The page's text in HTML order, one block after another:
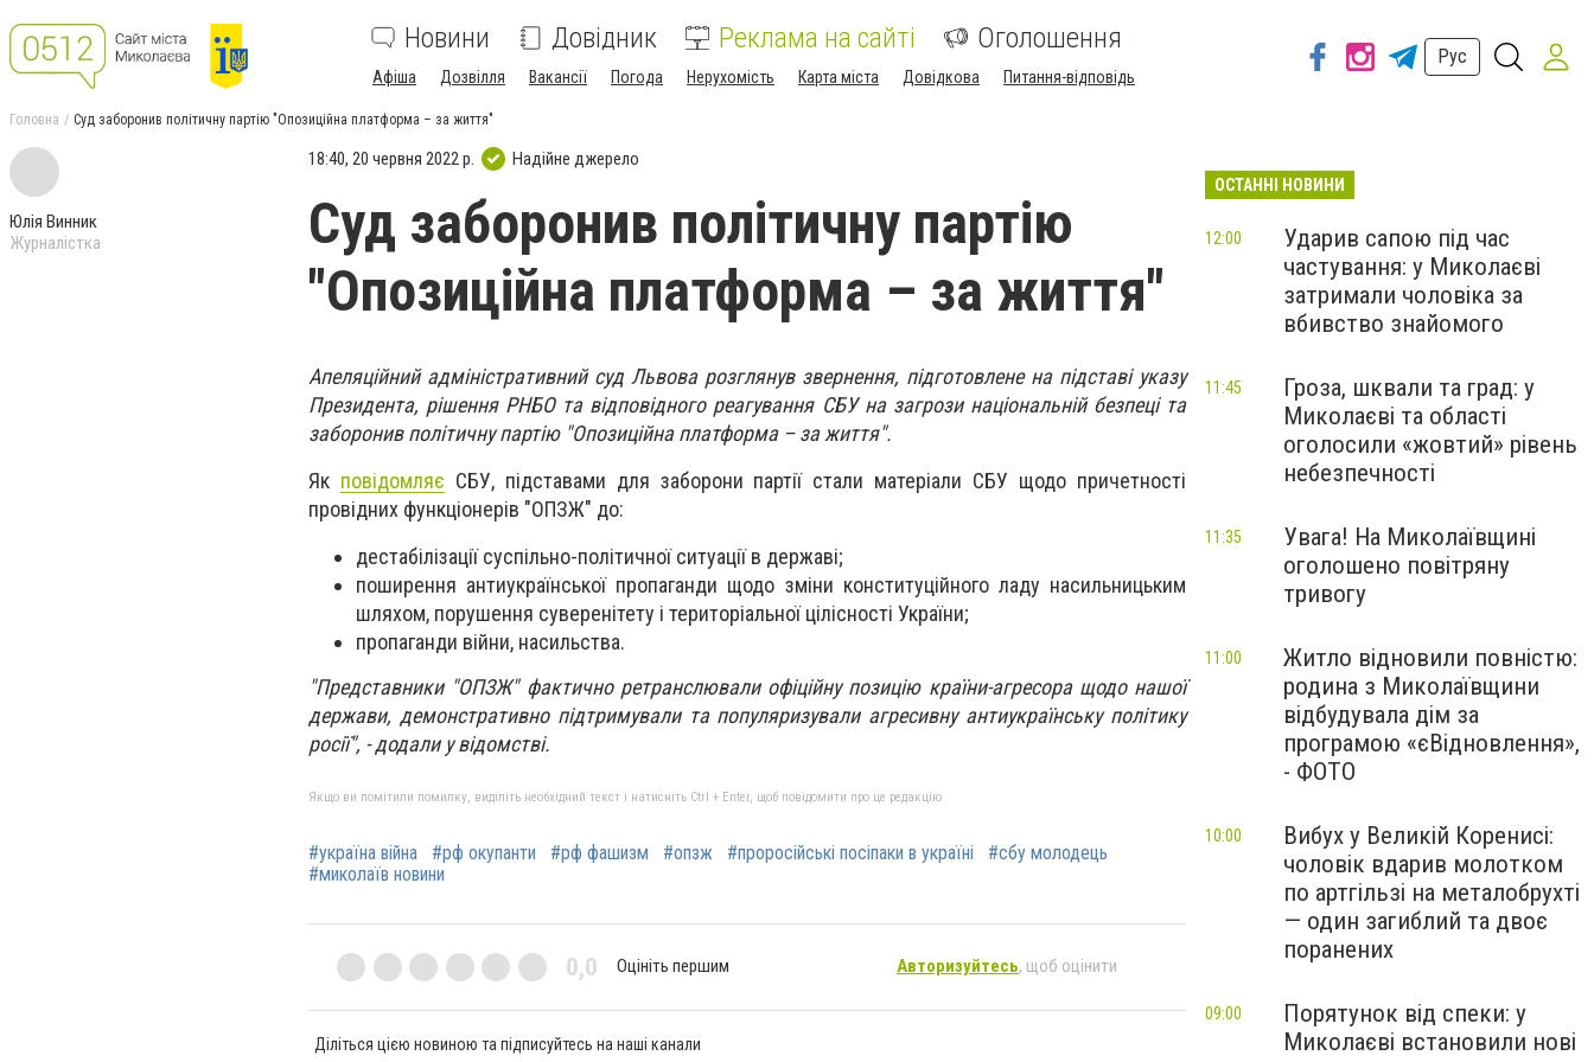
Новини Довідник Реклама на сайті Оголошення
Афіша Дозвілля Вакансії Погода Нерухомість Карта міста Довідкова Питання-відповідь
Рус
Головна Суд заборонив політичну партію "Опозиційна платформа – за життя"
Юлія Винник
Журналістка
18:40, 20 червня 2022 р. Надійне джерело
Суд заборонив політичну партію
"Опозиційна платформа – за життя"
Апеляційний адміністративний суд Львова розглянув звернення, підготовлене на підставі указу
Президента, рішення РНБО та відповідного реагування СБУ на загрози національній безпеці та
заборонив політичну партію "Опозиційна платформа – за життя".
Як повідомляє СБУ, підставами для заборони партії стали матеріали СБУ щодо причетності
провідних функціонерів "ОПЗЖ" до:
дестабілізації суспільно-політичної ситуації в державі;
поширення антиукраїнської пропаганди щодо зміни конституційного ладу насильницьким
шляхом, порушення суверенітету і територіальної цілісності України;
пропаганди війни, насильства.
"Представники "ОПЗЖ" фактично ретранслювали офіційну позицію країни-агресора щодо нашої
держави, демонстративно підтримували та популяризували агресивну антиукраїнську політику
росії", - додали у відомстві.
Якщо ви помітили помилку, виділіть необхідний текст і натисніть Ctrl + Enter, щоб повідомити про це редакцію
#україна війна #рф окупанти #рф фашизм #опзж #проросійські посіпаки в україні
#сбу молодець
#миколаїв новини
0,0 Оцініть першим Авторизуйтесь, щоб оцінити
Діліться цією новиною та підписуйтесь на наші канали
ОСТАННІ НОВИНИ
Ударив сапою під час
частування: у Миколаєві
затримали чоловіка за
вбивство знайомого
12:00
Гроза, шквали та град: у
Миколаєві та області
оголосили «жовтий» рівень
небезпечності
11:45
Увага! На Миколаївщині
оголошено повітряну
тривогу
11:35
Житло відновили повністю:
родина з Миколаївщини
відбудувала дім за
програмою «єВідновлення»,
- ФОТО
11:00
Вибух у Великій Коренисі:
чоловік вдарив молотком
по артгільзі на металобрухті
— один загиблий та двоє
поранених
10:00
Порятунок від спеки: у
Миколаєві встановили нові
09:00